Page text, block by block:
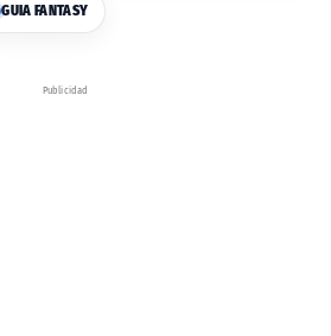
GUIA FANTASY
Publicidad